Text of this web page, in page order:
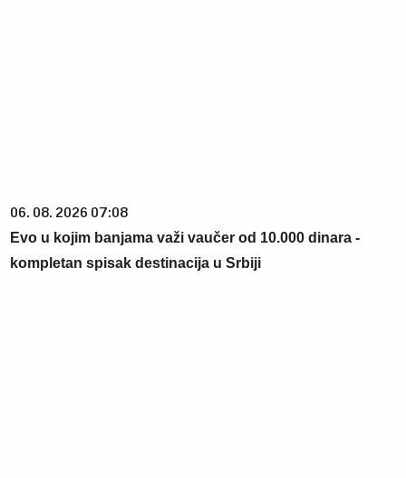
06. 08. 2026 07:08
Evo u kojim banjama važi vaučer od 10.000 dinara -
kompletan spisak destinacija u Srbiji